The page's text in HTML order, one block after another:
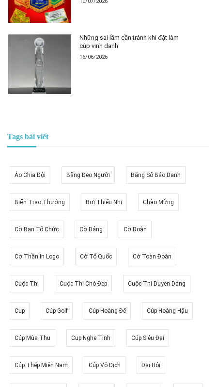
10/07/2026
Những sai lầm cần tránh khi đặt làm
cúp vinh danh
16/06/2026
Tags bài viết
Áo Chia Đội Băng Đeo Người Băng Số Báo Danh
Biển Trao Thưởng Bơi Thiếu Nhi Chào Mừng
Cờ Ban Tổ Chức Cờ Đảng Cờ Đoàn
Cờ Thần In Logo Cờ Tổ Quốc Cờ Toàn Đoàn
Cuộc Thi Cuộc Thi Chó Đẹp Cuộc Thi Duyên Dáng
Cup Cúp Golf Cúp Hoàng Đế Cúp Hoàng Hậu
Cúp Mùa Thu Cup Nghe Tinh Cúp Siêu Đại
Cúp Thép Miền Nam Cúp Vô Địch Đại Hội